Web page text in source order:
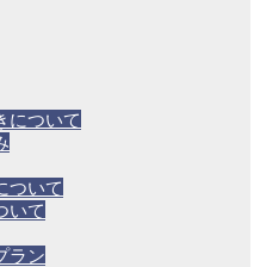
について
ついて
いて
ラン